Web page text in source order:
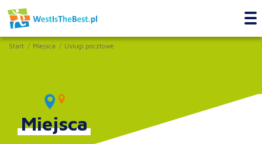
Start Miejsca Usługi pocztowe
Miejsca